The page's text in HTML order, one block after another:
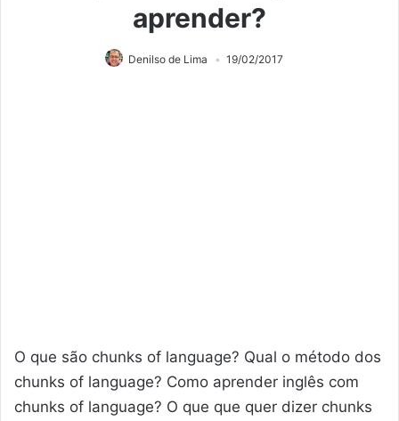
aprender?
Denilso de Lima 19/02/2017
O que são chunks of language? Qual o método dos
chunks of language? Como aprender inglês com
chunks of language? O que que quer dizer chunks